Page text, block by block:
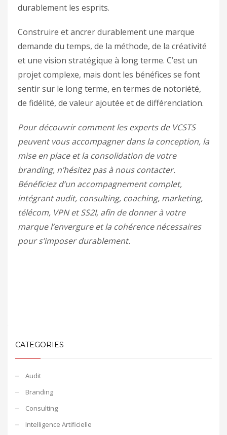
durablement les esprits.
Construire et ancrer durablement une marque
demande du temps, de la méthode, de la créativité
et une vision stratégique à long terme. C’est un
projet complexe, mais dont les bénéfices se font
sentir sur le long terme, en termes de notoriété,
de fidélité, de valeur ajoutée et de différenciation.
Pour découvrir comment les experts de VCSTS
peuvent vous accompagner dans la conception, la
mise en place et la consolidation de votre
branding, n’hésitez pas à nous contacter.
Bénéficiez d’un accompagnement complet,
intégrant audit, consulting, coaching, marketing,
télécom, VPN et SS2I, afin de donner à votre
marque l’envergure et la cohérence nécessaires
pour s’imposer durablement.
CATEGORIES
Audit
Branding
Consulting
Intelligence Artificielle